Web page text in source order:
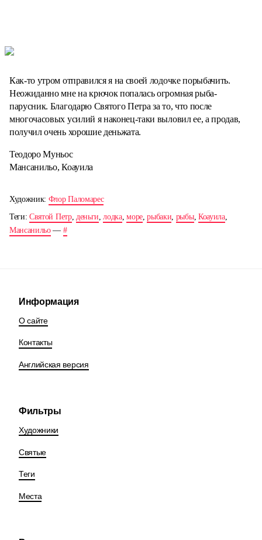
Как-то утром отправился я на своей лодочке порыбачить.
Неожиданно мне на крючок попалась огромная рыба-
парусник. Благодарю Святого Петра за то, что после
многочасовых усилий я наконец-таки выловил ее, а продав,
получил очень хорошие деньжата.
Теодоро Муньос
Мансанильо, Коауила
Художник: Флор Паломарес
Теги:Святой Петр, деньги,лодка,море,рыбаки, рыбы, Коауила,
Мансанильо— #
Информация
О сайте
Контакты
Английская версия
Фильтры
Художники
Святые
Теги
Места